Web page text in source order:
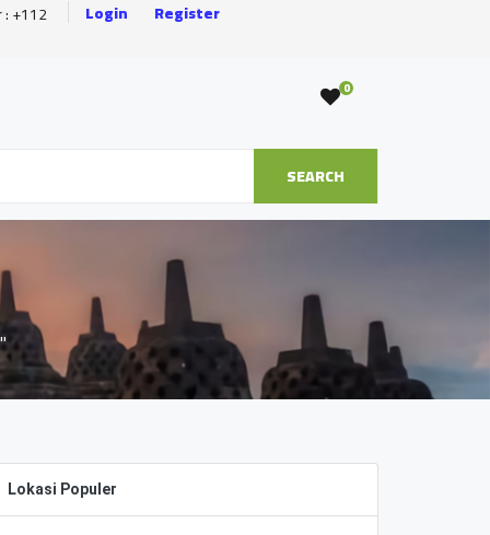
: +112 Login Register
0
SEARCH
Lokasi Populer